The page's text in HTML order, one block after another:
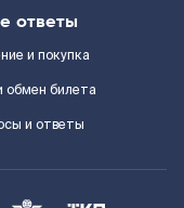
ответы
и покупка
обмен билета
и ответы